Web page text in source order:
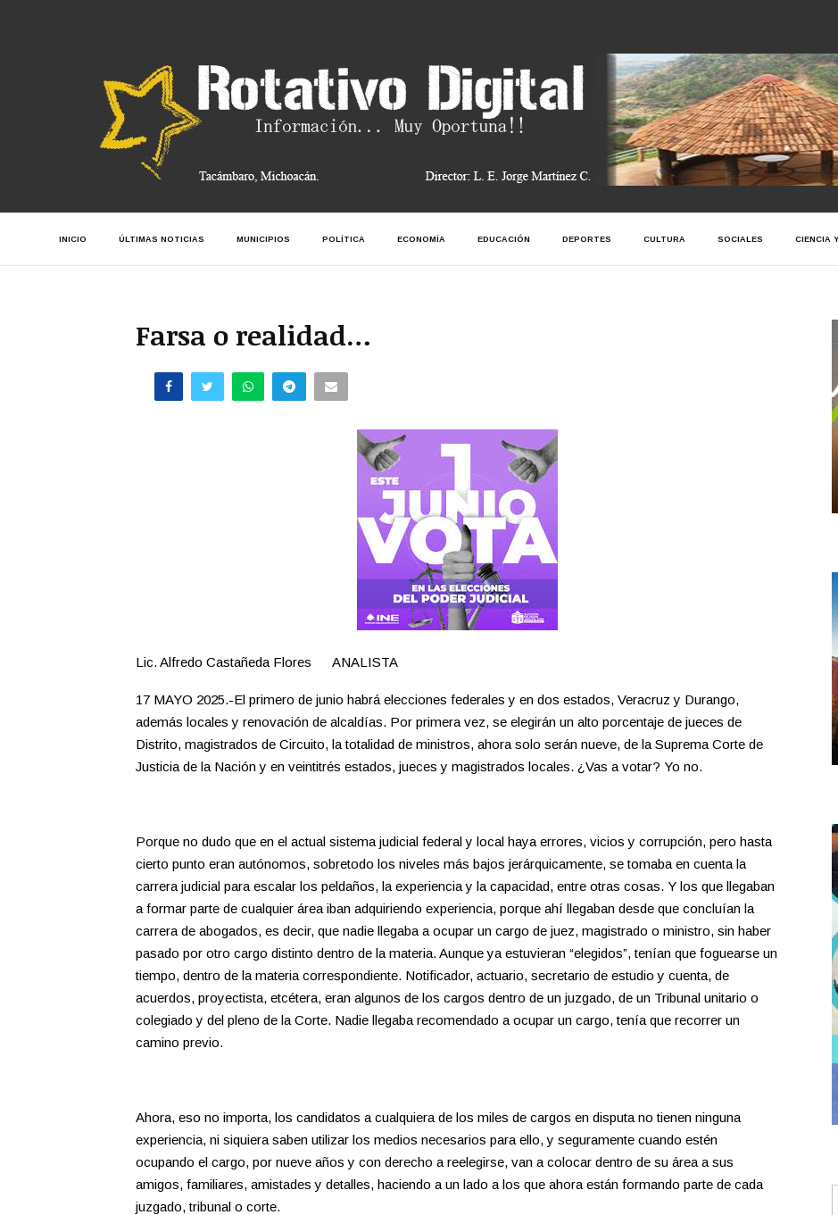
INICIO ÚLTIMAS NOTICIAS MUNICIPIOS POLÍTICA ECONOMÍA EDUCACIÓN DEPORTES CULTURA SOCIALES CIENCIA
Farsa o realidad…
Lic. Alfredo Castañeda Flores ANALISTA
17 MAYO 2025.-El primero de junio habrá elecciones federales y en dos estados, Veracruz y Durango,
además locales y renovación de alcaldías. Por primera vez, se elegirán un alto porcentaje de jueces de
Distrito, magistrados de Circuito, la totalidad de ministros, ahora solo serán nueve, de la Suprema Corte de
Justicia de la Nación y en veintitrés estados, jueces y magistrados locales. ¿Vas a votar? Yo no.
Porque no dudo que en el actual sistema judicial federal y local haya errores, vicios y corrupción, pero hasta
cierto punto eran autónomos, sobretodo los niveles más bajos jerárquicamente, se tomaba en cuenta la
carrera judicial para escalar los peldaños, la experiencia y la capacidad, entre otras cosas. Y los que llegaban
a formar parte de cualquier área iban adquiriendo experiencia, porque ahí llegaban desde que concluían la
carrera de abogados, es decir, que nadie llegaba a ocupar un cargo de juez, magistrado o ministro, sin haber
pasado por otro cargo distinto dentro de la materia. Aunque ya estuvieran “elegidos”, tenían que foguearse un
tiempo, dentro de la materia correspondiente. Notificador, actuario, secretario de estudio y cuenta, de
acuerdos, proyectista, etcétera, eran algunos de los cargos dentro de un juzgado, de un Tribunal unitario o
colegiado y del pleno de la Corte. Nadie llegaba recomendado a ocupar un cargo, tenía que recorrer un
camino previo.
Ahora, eso no importa, los candidatos a cualquiera de los miles de cargos en disputa no tienen ninguna
experiencia, ni siquiera saben utilizar los medios necesarios para ello, y seguramente cuando estén
ocupando el cargo, por nueve años y con derecho a reelegirse, van a colocar dentro de su área a sus
amigos, familiares, amistades y detalles, haciendo a un lado a los que ahora están formando parte de cada
juzgado, tribunal o corte.